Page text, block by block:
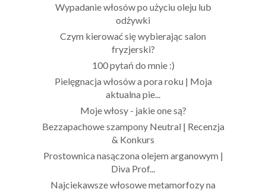
Wypadanie włosów po użyciu oleju lub
odżywki
Czym kierować się wybierając salon
fryzjerski?
100 pytań do mnie :)
Pielęgnacja włosów a pora roku | Moja
aktualna pie...
Moje włosy - jakie one są?
Bezzapachowe szampony Neutral | Recenzja
& Konkurs
Prostownica nasączona olejem arganowym |
Diva Prof...
Najciekawsze włosowe metamorfozy na